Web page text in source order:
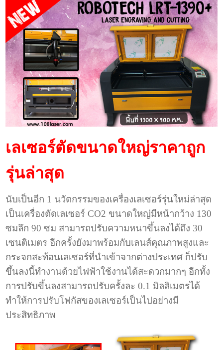
เลเซอร์ตัดขนาดใหญ่ราคาถูก
รุ่นล่าสุด
นับเป็นอีก 1 นวัตกรรมของเครื่องเลเซอร์รุ่นใหม่ล่าสุด
เป็นเครื่องตัดเลเซอร์ CO2 ขนาดใหญ่มีหน้ากว้าง 130
ซมลึก 90 ซม สามารถปรับความหนาขึ้นลงได้ถึง 30
เซนติเมตร อีกครั้งยังมาพร้อมกับเลนส์คุณภาพสูงและ
กระจกสะท้อนเลเซอร์ที่นำเข้าจากต่างประเทศ ก็ปรับ
ขึ้นลงนี้ทำงานด้วยไฟฟ้าใช้งานได้สะดวกมากๆ อีกทั้ง
การปรับขึ้นลงสามารถปรับครั้งละ 0.1 มิลลิเมตรได้
ทำให้การปรับโฟกัสของเลเซอร์เป็นไปอย่างมี
ประสิทธิภาพ